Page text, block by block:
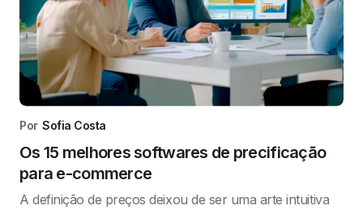
Por Sofia Costa
Os 15 melhores softwares de precificação
para e-commerce
A definição de preços deixou de ser uma arte intuitiva